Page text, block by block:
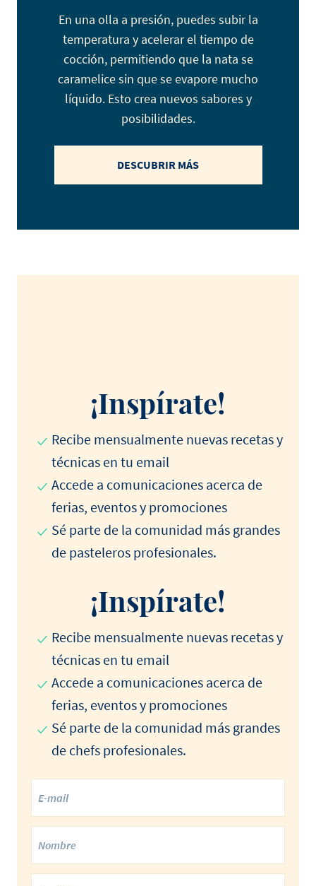
En una olla a presión, puedes subir la
temperatura y acelerar el tiempo de
cocción, permitiendo que la nata se
caramelice sin que se evapore mucho
líquido. Esto crea nuevos sabores y
posibilidades.
DESCUBRIR MÁS
¡Inspírate!
Recibe mensualmente nuevas recetas y
técnicas en tu email
Accede a comunicaciones acerca de
ferias, eventos y promociones
Sé parte de la comunidad más grandes
de pasteleros profesionales.
¡Inspírate!
Recibe mensualmente nuevas recetas y
técnicas en tu email
Accede a comunicaciones acerca de
ferias, eventos y promociones
Sé parte de la comunidad más grandes
de chefs profesionales.